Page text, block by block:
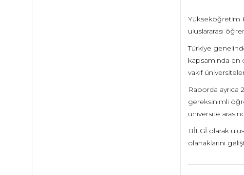
Yükseköğretim
uluslararası
Türkiye
kapsamında en
vakıf
Raporda ayrıca
gereksinimli
üniversite
BİLGİ olarak
olanaklarını